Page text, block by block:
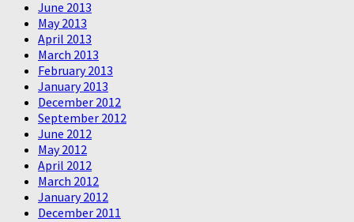
June 2013
May 2013
April 2013
March 2013
February 2013
January 2013
December 2012
September 2012
June 2012
May 2012
April 2012
March 2012
January 2012
December 2011